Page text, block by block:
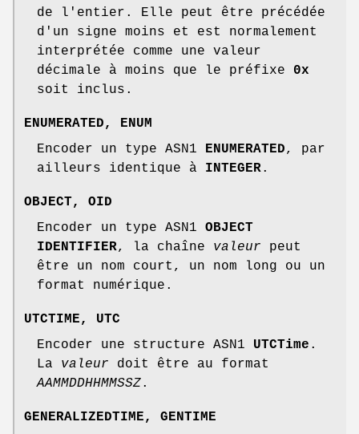
de l'entier. Elle peut être précédée
d'un signe moins et est normalement
interprétée comme une valeur
décimale à moins que le préfixe 0x
soit inclus.
ENUMERATED ,
ENUM
Encoder un type ASN1
ENUMERATED, par
ailleurs identique à INTEGER.
OBJECT, OID
Encoder un type ASN1 OBJECT
IDENTIFIER, la chaîne valeur peut
être un nom court, un nom long ou un
format numérique.
UTCTIME , UTC
Encoder une structure ASN1 UTCTime .
La valeur doit être au format
AAMMDDHHMMSSZ.
GENERALIZEDTIME , GENTIME